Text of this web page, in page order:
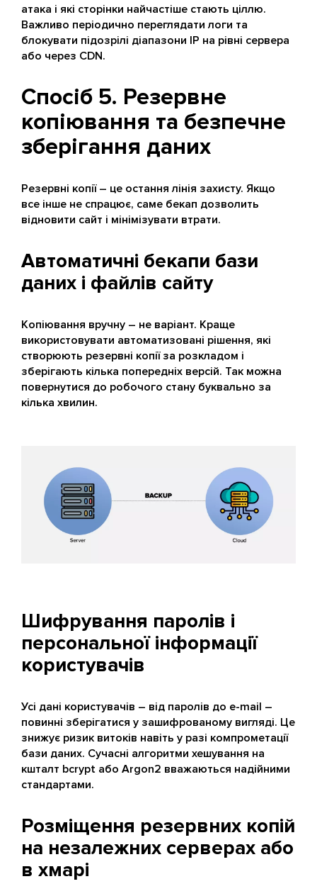
атака і які сторінки найчастіше стають ціллю.
Важливо періодично переглядати логи та
блокувати підозрілі діапазони IP на рівні сервера
або через CDN.
Спосіб 5. Резервне
копіювання та безпечне
зберігання даних
Резервні копії – це остання лінія захисту. Якщо
все інше не спрацює, саме бекап дозволить
відновити сайт і мінімізувати втрати.
Автоматичні бекапи бази
даних і файлів сайту
Копіювання вручну – не варіант. Краще
використовувати автоматизовані рішення, які
створюють резервні копії за розкладом і
зберігають кілька попередніх версій. Так можна
повернутися до робочого стану буквально за
кілька хвилин.
Шифрування паролів і
персональної інформації
користувачів
Усі дані користувачів – від паролів до e-mail –
повинні зберігатися у зашифрованому вигляді. Це
знижує ризик витоків навіть у разі компрометації
бази даних. Сучасні алгоритми хешування на
кшталт bcrypt або Argon2 вважаються надійними
стандартами.
Розміщення резервних копій
на незалежних серверах або
в хмарі